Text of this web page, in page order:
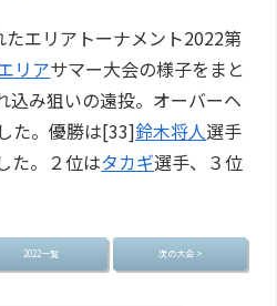
エリアトーナメント2022第
リアサマー大会の様子をまと
込み狙いの遠投。オーバーヘ
た。優勝は[33]鈴木将人選手
た。２位はタカギ選手、３位
2022一覧 次の大会 >